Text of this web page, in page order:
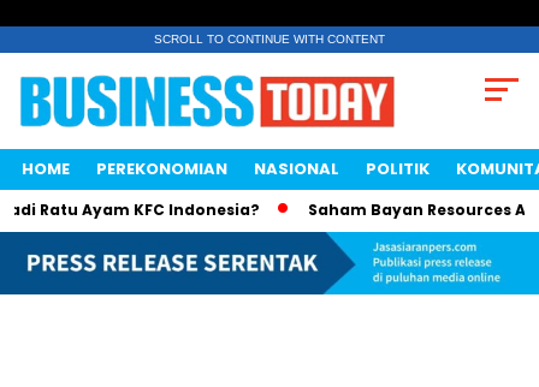
SCROLL TO CONTINUE WITH CONTENT
HOME PEREKONOMIAN NASIONAL POLITIK
Ayam KFC Indonesia? Saham Bayan Resources Angkat